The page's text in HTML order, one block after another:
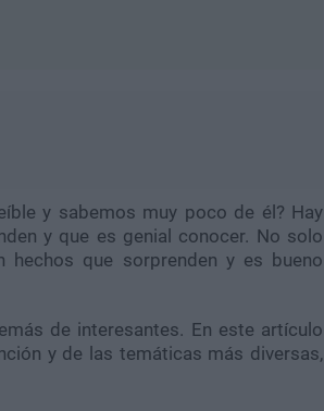
y sabemos muy poco de él? Hay
y que es genial conocer. No solo
hechos que sorprenden y es bueno
de interesantes. En este artículo
y de las temáticas más diversas,